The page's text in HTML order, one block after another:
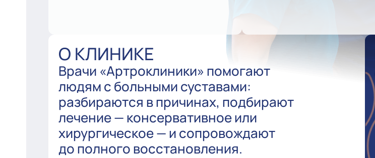
О КЛИНИКЕ
Врачи «Артроклиники» помогают
людям с больными суставами:
разбираются в причинах, подбирают
лечение — консервативное или
хирургическое — и сопровождают
до полного восстановления.